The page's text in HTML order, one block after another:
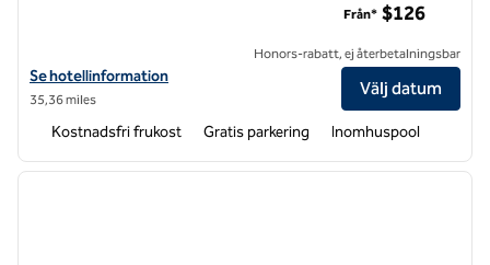
Visa hotelluppgifter för Home2 Suites by Hilton Hendersonville
Se hotellinformation
35,36 miles
Från* $126
Honors-rabatt, ej återbetalningsbar
Välj datum
Kostnadsfri frukost Gratis parkering Inomhuspool
1 av 12
nästa